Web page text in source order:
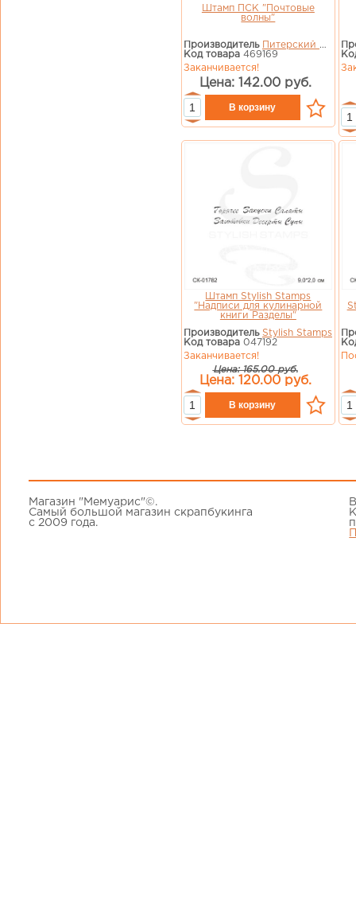
Штамп ПСК "Почтовые
волны"
Производитель
Питерский Скрап Клуб
Код товара 469169
Заканчивается!
Цена: 142.00 руб.
Штамп Stylish Stamps
"Надписи для кулинарной
книги Разделы"
Производитель Stylish Stamps
Код товара 047192
Заканчивается!
Цена: 165.00 руб.
Цена: 120.00 руб.
Магазин "Мемуарис"©.
Самый большой магазин скрапбукинга
с 2009 года.